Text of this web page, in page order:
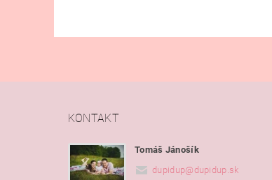
KONTAKT
Tomáš Jánošík
dupidup@dupidup.sk